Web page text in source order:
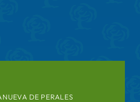
DE PERALES